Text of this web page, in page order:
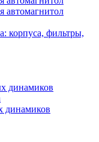
автомагнитол
корпуса, фильтры,
динамиков
динамиков